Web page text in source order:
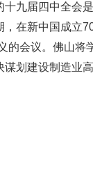
九届四中全会
在新中国成立
的会议。佛山将
划建设制造业